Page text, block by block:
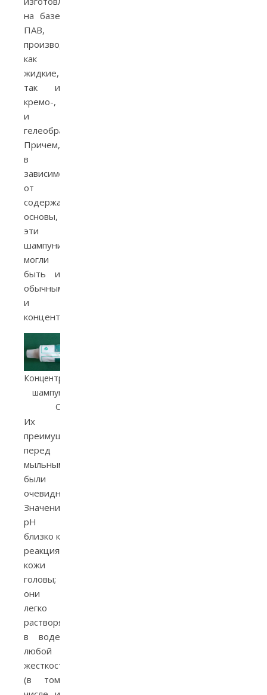
на базе
ПАВ,
производили
как
жидкие,
так и
кремо-,
и
гелеобразные.
Причем,
в
зависимости
от
содержания
основы,
эти
шампуни
могли
быть и
обычными,
и
концентрированными.
Концентрированный
шампунь времен
СССР
Их
преимущества
перед
мыльными
были
очевидны.
Значение
pH
близко к
реакциям
кожи
головы;
они
легко
растворялись
в воде
любой
жесткости
(в том